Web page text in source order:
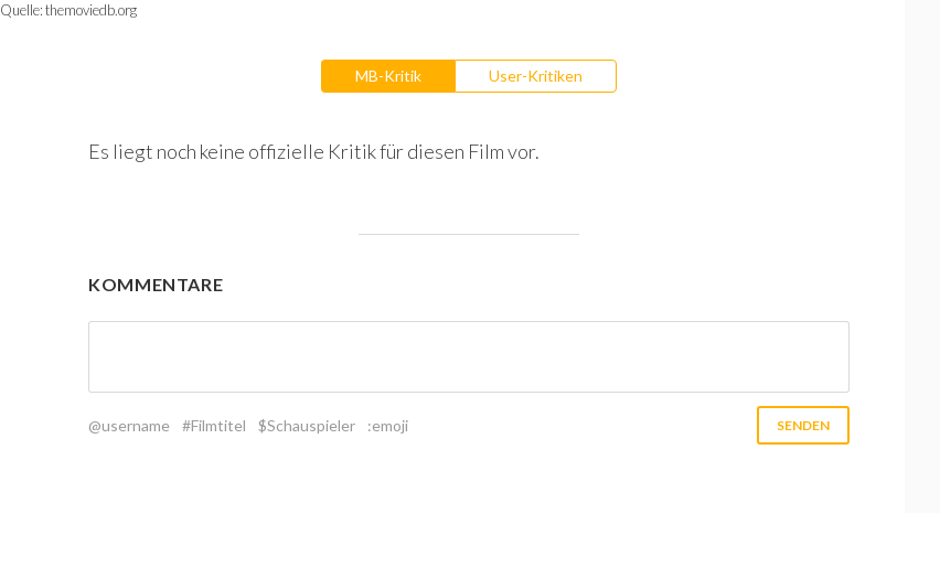
Quelle:themoviedb.org
MB-Kritik User-Kritiken
Es liegt noch keine offizielle Kritik für diesen Film vor.
KOMMENTARE
@username #Filmtitel $Schauspieler :emoji